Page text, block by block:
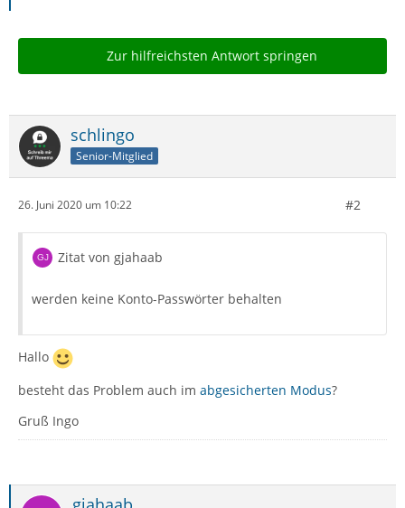
Zur hilfreichsten Antwort springen
schlingo
Senior-Mitglied
26. Juni 2020 um 10:22 #2
Zitat von gjahaab
werden keine Konto-Passwörter behalten
Hallo
besteht das Problem auch im abgesicherten Modus?
Gruß Ingo